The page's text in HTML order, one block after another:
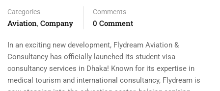
Categories
Aviation, Company
Comments
0 Comment
In an exciting new development, Flydream Aviation &
Consultancy has officially launched its student visa
consultancy services in Dhaka! Known for its expertise in
medical tourism and international consultancy, Flydream is